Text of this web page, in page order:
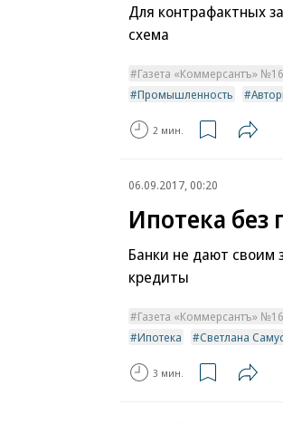
Для контрафактных
схема
Газета «Коммерсантъ»
Промышленность
2 мин.
06.09.2017, 00:20
Ипотека без
Банки не дают своим
кредиты
Газета «Коммерсантъ»
Ипотека
Светлана
3 мин.